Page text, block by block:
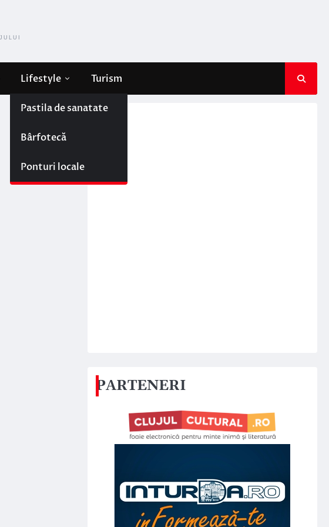
Lifestyle
Pastila de sanatate
Bârfotecă
Ponturi locale
Turism
PARTENERI